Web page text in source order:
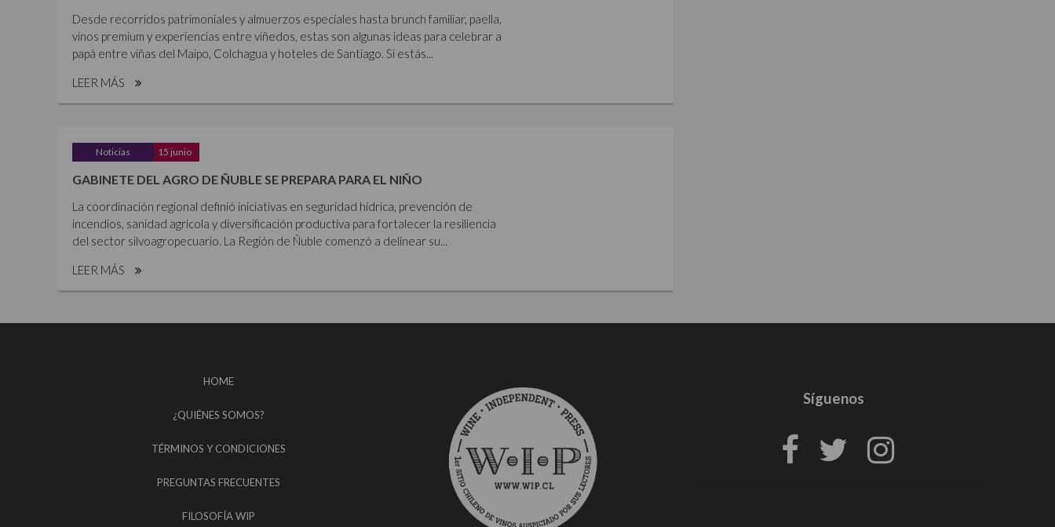
Desde recorridos patrimoniales y almuerzos especiales hasta brunch familiar, paella,
vinos premium y experiencias entre viñedos, estas son algunas ideas para celebrar a
papá entre viñas del Maipo, Colchagua y hoteles de Santiago. Si estás...
LEER MÁS
Noticias 15 junio
GABINETE DEL AGRO DE ÑUBLE SE PREPARA PARA EL NIÑO
La coordinación regional definió iniciativas en seguridad hídrica, prevención de
incendios, sanidad agrícola y diversificación productiva para fortalecer la resiliencia
del sector silvoagropecuario. La Región de Ñuble comenzó a delinear su...
LEER MÁS
HOME
¿QUIÉNES SOMOS?
TÉRMINOS Y CONDICIONES
PREGUNTAS FRECUENTES
FILOSOFÍA WIP
Síguenos